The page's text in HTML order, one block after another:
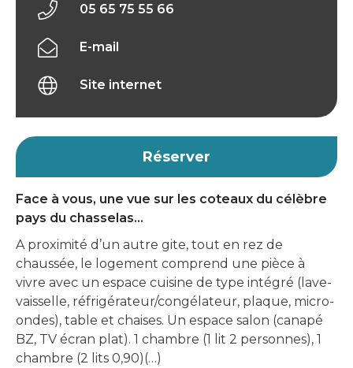
Face à vous, une vue sur les coteaux du célèbre
pays du chasselas…
A proximité d’un autre gite, tout en rez de
chaussée, le logement comprend une pièce à
vivre avec un espace cuisine de type intégré (lave-
vaisselle, réfrigérateur/congélateur, plaque, micro-
ondes), table et chaises. Un espace salon (canapé
BZ, TV écran plat). 1 chambre (1 lit 2 personnes), 1
chambre (2 lits 0,90)(…)
05 65 75 55 66
E-mail
Site internet
Réserver